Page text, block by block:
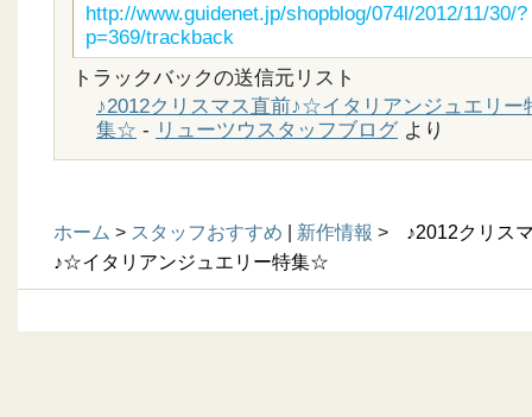
http://www.guidenet.jp/shopblog/074l/2012/11/30/?
p=369/trackback
トラックバックの送信元リスト
♪2012クリスマス直前♪☆イタリアンジュエリー
集☆ - リューツウスタッフブログ より
ホーム > スタッフおすすめ 新作情報 >
♪2012クリス
♪☆イタリアンジュエリー特集☆